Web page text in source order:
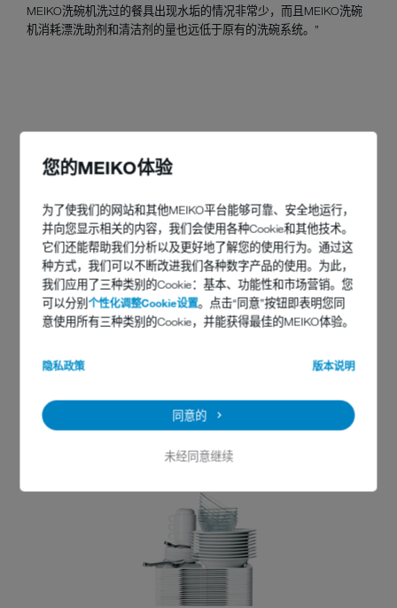
您的MEIKO体验
为了使我们的网站和其他MEIKO平台能够可靠、安全地运行，
并向您显示相关的内容，我们会使用各种Cookie和其他技术。
它们还能帮助我们分析以及更好地了解您的使用行为。通过这
种方式，我们可以不断改进我们各种数字产品的使用。为此，
我们应用了三种类别的Cookie：基本、功能性和市场营销。您
可以分别个性化调整Cookie设置。点击“同意”按钮即表明您同
意使用所有三种类别的Cookie，并能获得最佳的MEIKO体验。
隐私政策 版本说明
同意的
未经同意继续
MEIKO洗碗机洗过的餐具出现水垢的情况非常少，而且MEIKO洗碗
机消耗漂洗助剂和清洁剂的量也远低于原有的洗碗系统。”
联系
日本东京市丰岛区东池袋3-13-3号生和池袋大楼
邮编：170-0013
电话：+81(0)339840281